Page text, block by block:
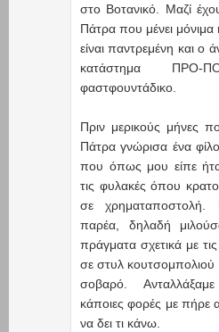
στο Βοτανικό. Μαζί
Πάτρα που μένει
είναι παντρεμένη και ο
κατάστημα
φαστφουντάδικο.
Πριν μερικούς μήνες
Πάτρα γνώρισα ένα
που όπως μου είπε
τις φυλακές όπου
σε χρηματαποστολή.
παρέα, δηλαδή
πράγματα σχετικά με
σε στυλ κουτσομπολιού
σοβαρό.
κάποιες φορές με πήρε
να δει τι κάνω.